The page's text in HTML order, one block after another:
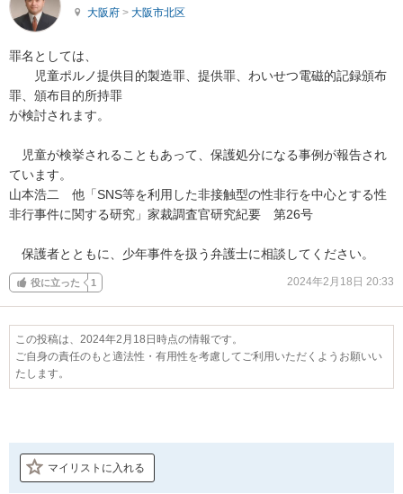
大阪府 > 大阪市北区
罪名としては、
児童ポルノ提供目的製造罪、提供罪、わいせつ電磁的記録頒布
罪、頒布目的所持罪
が検討されます。
児童が検挙されることもあって、保護処分になる事例が報告され
ています。
山本浩二　他「SNS等を利用した非接触型の性非行を中心とする性
非行事件に関する研究」家裁調査官研究紀要　第26号
保護者とともに、少年事件を扱う弁護士に相談してください。
役に立った 1 2024年2月18日 20:33
この投稿は、2024年2月18日時点の情報です。
ご自身の責任のもと適法性・有用性を考慮してご利用いただくようお願いい
たします。
マイリストに入れる